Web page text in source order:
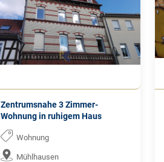
Zentrumsnahe 3 Zimmer-
Wohnung in ruhigem Haus
Wohnung
Mühlhausen